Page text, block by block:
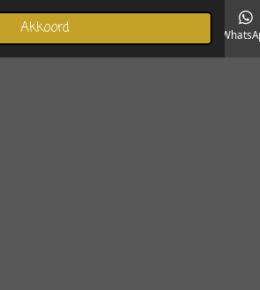
Akkoord
Telefoonnummer